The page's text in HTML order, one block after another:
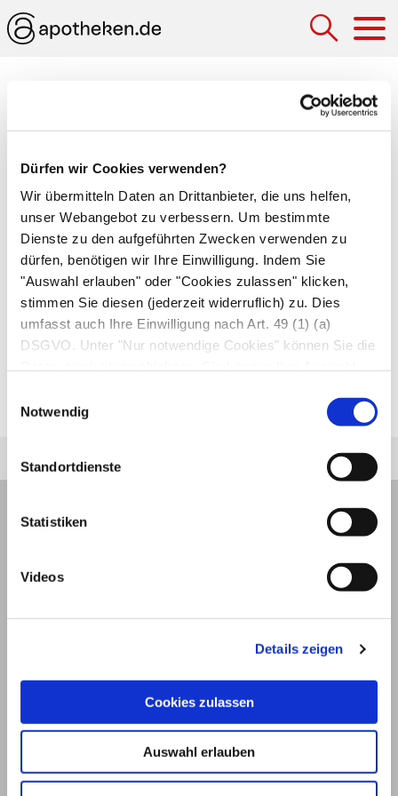
Dürfen wir Cookies verwenden?
Wir übermitteln Daten an Drittanbieter, die uns helfen,
unser Webangebot zu verbessern. Um bestimmte
Dienste zu den aufgeführten Zwecken verwenden zu
dürfen, benötigen wir Ihre Einwilligung. Indem Sie
"Auswahl erlauben" oder "Cookies zulassen" klicken,
stimmen Sie diesen (jederzeit widerruflich) zu. Dies
umfasst auch Ihre Einwilligung nach Art. 49 (1) (a)
DSGVO. Unter "Nur notwendige Cookies" können Sie die
Notwendig
Standortdienste
Statistiken
Videos
Details zeigen
Cookies zulassen
Auswahl erlauben
Hirnnervenlähmung
Ausfall eines oder mehrerer Hirnnerven wegen
einer Schädigung, z.B.Fazialislähmung .
Periphere Hirnnervenlähmung : Schädigung
des Nervs in seinem Verlauf.
Nukleäre Hirnnervenlähmung: Schädigung der
Kerngebiete der Hirnnerven im Gehirn.
Supranukleäre Hirnnervenlähmung:
Schädigung übergeordneter Zentren im
© 2026
Impressum und Nutzungsbedingungen